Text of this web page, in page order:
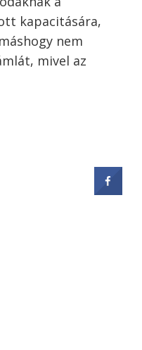
kapacitására,
nem
mivel az